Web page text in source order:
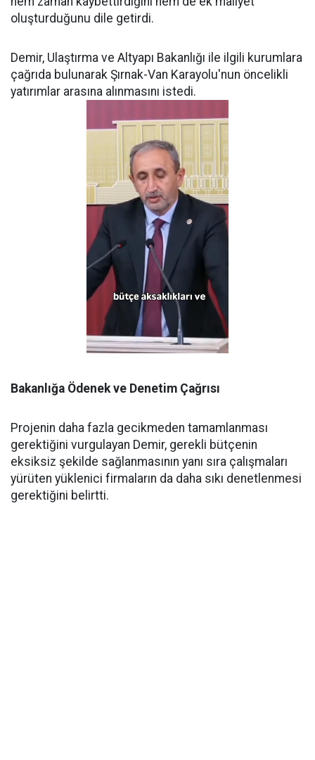
oluşturduğunu dile getirdi.
Demir, Ulaştırma ve Altyapı Bakanlığı ile ilgili kurumlara
çağrıda bulunarak Şırnak-Van Karayolu'nun öncelikli
yatırımlar arasına alınmasını istedi.
Bakanlığa Ödenek ve Denetim Çağrısı
Projenin daha fazla gecikmeden tamamlanması
gerektiğini vurgulayan Demir, gerekli bütçenin
eksiksiz şekilde sağlanmasının yanı sıra çalışmaları
yürüten yüklenici firmaların da daha sıkı denetlenmesi
gerektiğini belirtti.